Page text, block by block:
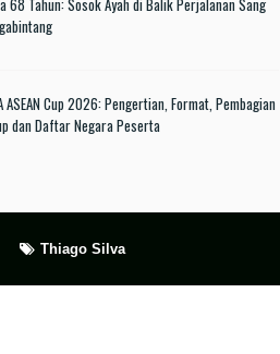
68 Tahun: Sosok Ayah di Balik Perjalanan Sang
ASEAN Cup 2026: Pengertian, Format, Pembagian
dan Daftar Negara Peserta
Thiago Silva